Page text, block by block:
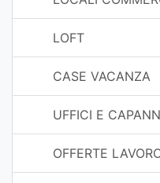
LOFT
CASE VACANZA
UFFICI E
OFFERTE